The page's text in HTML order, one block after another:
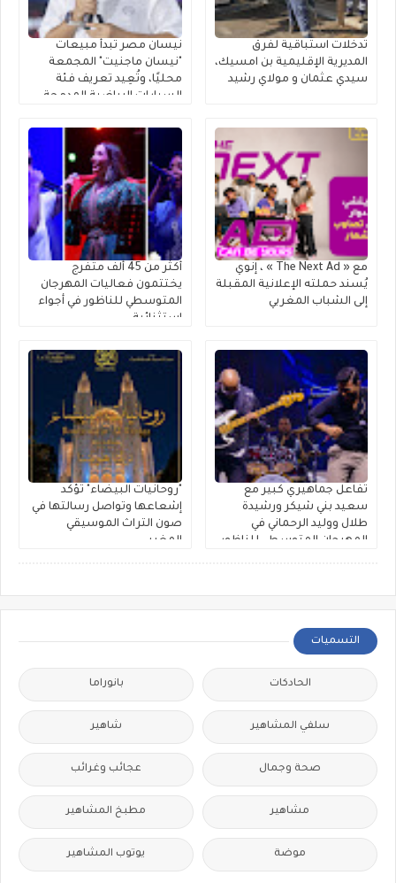
تدخلات استباقية لفرق
المديرية الإقليمية بن امسيك،
سيدي عثمان و مولاي رشيد
نيسان مصر تبدأ مبيعات
"نيسان ماجنيت" المجمعة
محليًا، وتُعِيد تعريف فئة
السيارات الرياضية المدمجة
مع « The Next Ad » ، إنوي
يُسند حملته الإعلانية المقبلة
إلى الشباب المغربي
أكثر من 45 ألف متفرج
يختتمون فعاليات المهرجان
المتوسطي للناظور في أجواء
استثنائية
تفاعل جماهيري كبير مع
سعيد بني شيكر ورشيدة
طلال ووليد الرحماني في
المهرجان المتوسطي للناظور
"روحانيات البيضاء" تؤكد
إشعاعها وتواصل رسالتها في
صون التراث الموسيقي
المغربي
التسميات
الحادكات بانوراما
سلفي المشاهير شاهير
صحة وجمال عجائب وغرائب
مشاهير مطبخ المشاهير
موضة يوتوب المشاهير